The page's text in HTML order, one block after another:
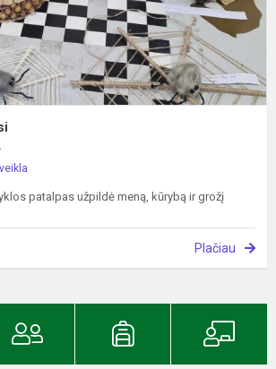
patalpas užpildė meną, kūrybą ir grožį
Plačiau